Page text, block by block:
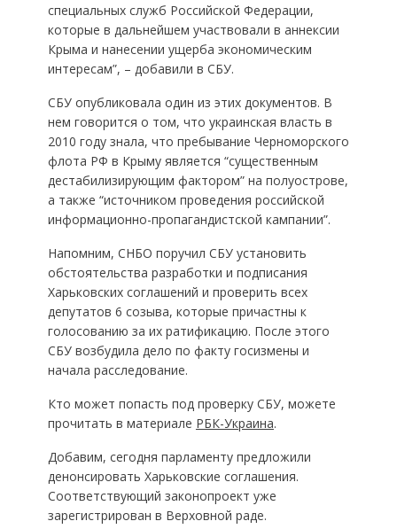
специальных служб Российской Федерации,
которые в дальнейшем участвовали в аннексии
Крыма и нанесении ущерба экономическим
интересам”, – добавили в СБУ.
СБУ опубликовала один из этих документов. В
нем говорится о том, что украинская власть в
2010 году знала, что пребывание Черноморского
флота РФ в Крыму является “существенным
дестабилизирующим фактором” на полуострове,
а также “источником проведения российской
информационно-пропагандистской кампании”.
Напомним, СНБО поручил СБУ установить
обстоятельства разработки и подписания
Харьковских соглашений и проверить всех
депутатов 6 созыва, которые причастны к
голосованию за их ратификацию. После этого
СБУ возбудила дело по факту госизмены и
начала расследование.
Кто может попасть под проверку СБУ, можете
прочитать в материале РБК-Украина.
Добавим, сегодня парламенту предложили
денонсировать Харьковские соглашения.
Соответствующий законопроект уже
зарегистрирован в Верховной раде.